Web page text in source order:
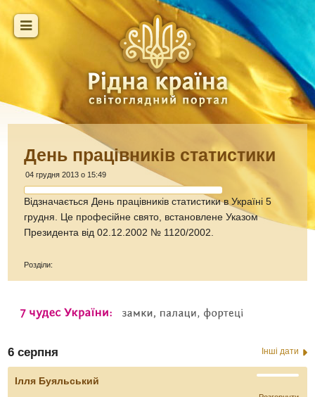
День працівників статистики
04 грудня 2013 о 15:49
Відзначається День працівників статистики в Україні 5
грудня. Це професійне свято, встановлене Указом
Президента від 02.12.2002 № 1120/2002.
Розділи:
6 серпня Інші дати
Ілля Буяльський